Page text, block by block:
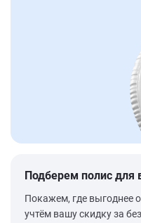
Подберем полис для
Покажем, где выгоднее
учтём вашу скидку за